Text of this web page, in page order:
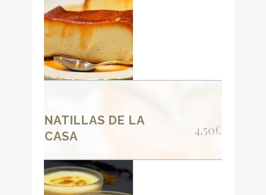
NATILLAS DE LA
CASA
4,50€